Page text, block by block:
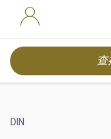
查
DIN